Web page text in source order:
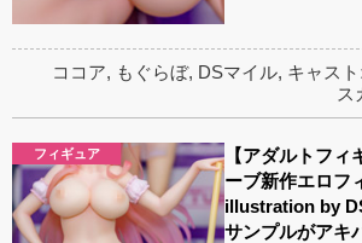
ココア, もぐらぼ, DSマイル, キャス
ス
フィギュア
【アダルトフ
ーブ新作エロフ
illustration by
サンプルがアキ